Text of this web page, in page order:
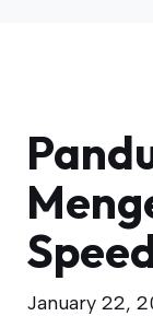
January 22,